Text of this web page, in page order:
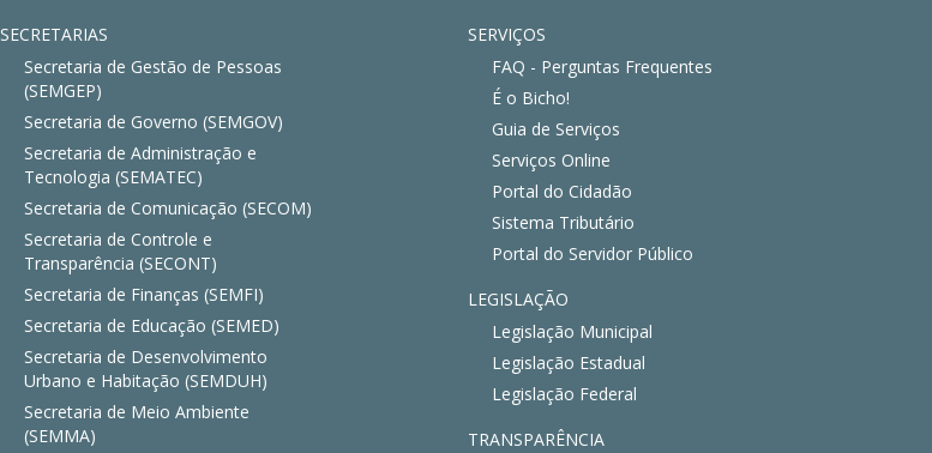
SECRETARIAS
Secretaria de Gestão de Pessoas
(SEMGEP)
Secretaria de Governo (SEMGOV)
Secretaria de Administração e
Tecnologia (SEMATEC)
Secretaria de Comunicação (SECOM)
Secretaria de Controle e
Transparência (SECONT)
Secretaria de Finanças (SEMFI)
Secretaria de Educação (SEMED)
Secretaria de Desenvolvimento
Urbano e Habitação (SEMDUH)
Secretaria de Meio Ambiente
(SEMMA)
SERVIÇOS
FAQ - Perguntas Frequentes
É o Bicho!
Guia de Serviços
Serviços Online
Portal do Cidadão
Sistema Tributário
Portal do Servidor Público
LEGISLAÇÃO
Legislação Municipal
Legislação Estadual
Legislação Federal
TRANSPARÊNCIA